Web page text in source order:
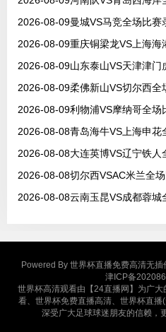
2026-08-09曼城VS马竞全场比赛
2026-08-09重庆铜梁龙VS上海海
2026-08-09山东泰山VS天津津门
2026-08-09柔佛新山VS切尔西全
2026-08-09利物浦VS摩纳哥全场
2026-08-08青岛海牛VS上海申花
2026-08-08大连英博VS辽宁铁人
2026-08-08切尔西VSAC米兰全
2026-08-08云南玉昆VS成都蓉城
Powered By 世界杯直播免费高清无插
津ICP备
世界杯高清观看由【24直播网】为广
看、世界杯免费直播高清、世界杯直播
深受广大足球球迷朋友的信赖，